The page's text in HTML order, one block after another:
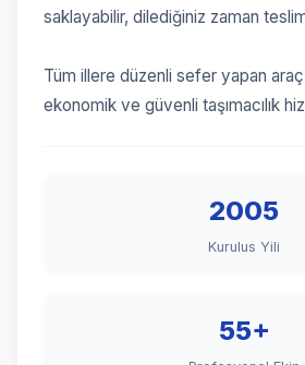
saklayabilir, dilediğiniz zaman
Tüm illere düzenli sefer yapan
ekonomik ve güvenli taşımacılık
2005
Kurulus Yili
55+